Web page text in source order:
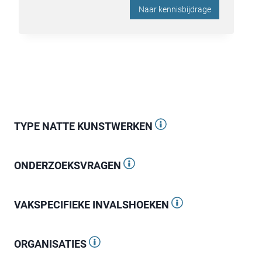
Naar kennisbijdrage
TYPE NATTE KUNSTWERKEN
ONDERZOEKSVRAGEN
VAKSPECIFIEKE INVALSHOEKEN
ORGANISATIES